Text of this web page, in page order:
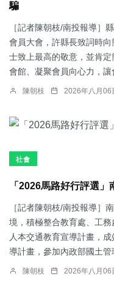
騙
［記者陳朝枝/南投報導］
會員大會，許縣長致詞時
士致上最高的敬意，並肯
會館、凝聚會員向心力，讓
陳朝枝 2026年八月06
社會
「2026馬路好行評選」
［記者陳朝枝/南投報導］
境，積極整合教育處、工
人本交通教育宣導計畫，
導計畫，參加內政部國土管
陳朝枝 2026年八月06